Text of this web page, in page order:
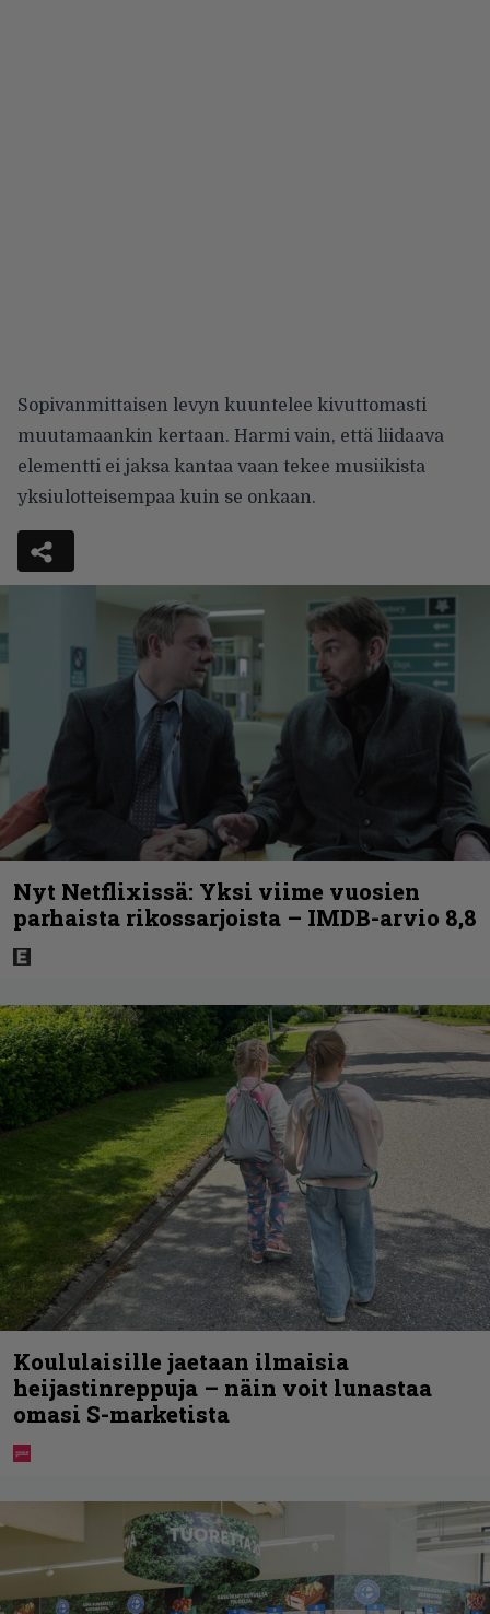
Sopivanmittaisen levyn kuuntelee kivuttomasti
muutamaankin kertaan. Harmi vain, että liidaava
elementti ei jaksa kantaa vaan tekee musiikista
yksiulotteisempaa kuin se onkaan.
Nyt Netflixissä: Yksi viime vuosien
parhaista rikossarjoista – IMDB-arvio 8,8
Koululaisille jaetaan ilmaisia
heijastinreppuja – näin voit lunastaa
omasi S-marketista